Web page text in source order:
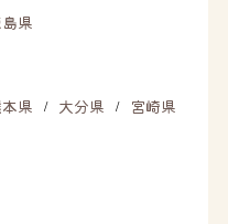
県
県 / 大分県 / 宮崎県